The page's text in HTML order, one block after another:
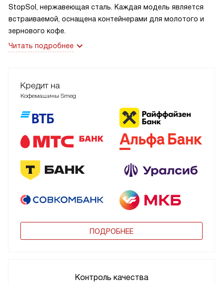
StopSol, нержавеющая сталь. Каждая модель является
встраиваемой, оснащена контейнерами для молотого и
зернового кофе.
Читать подробнее
Кредит на
Кофемашины Smeg
ПОДРОБНЕЕ
Контроль качества